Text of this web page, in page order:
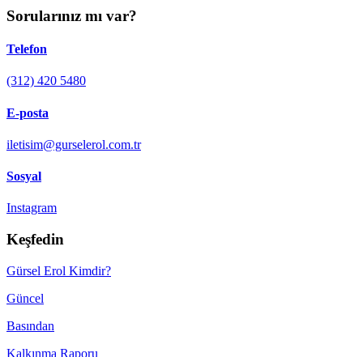
Sorularınız mı var?
Telefon
(312) 420 5480
E-posta
iletisim@gurselerol.com.tr
Sosyal
Instagram
Keşfedin
Gürsel Erol Kimdir?
Güncel
Basından
Kalkınma Raporu